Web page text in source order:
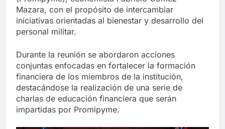
Mazara, con el propósito de intercambiar
iniciativas orientadas al bienestar y desarrollo del
personal militar.
Durante la reunión se abordaron acciones
conjuntas enfocadas en fortalecer la formación
financiera de los miembros de la institución,
destacándose la realización de una serie de
charlas de educación financiera que serán
impartidas por Promipyme.